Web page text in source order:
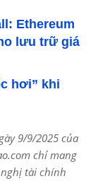
Ethereum
lưu trữ giá
hơi” khi
9/9/2025 của
chỉ mang
tài chính